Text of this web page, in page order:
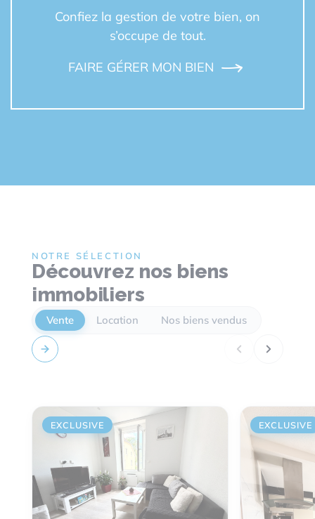
Confiez la gestion de votre bien, on
s’occupe de tout.
FAIRE GÉRER MON BIEN
NOTRE SÉLECTION
Découvrez nos biens
immobiliers
Vente Location Nos biens vendus
EXCLUSIVE EXCLUSIVE